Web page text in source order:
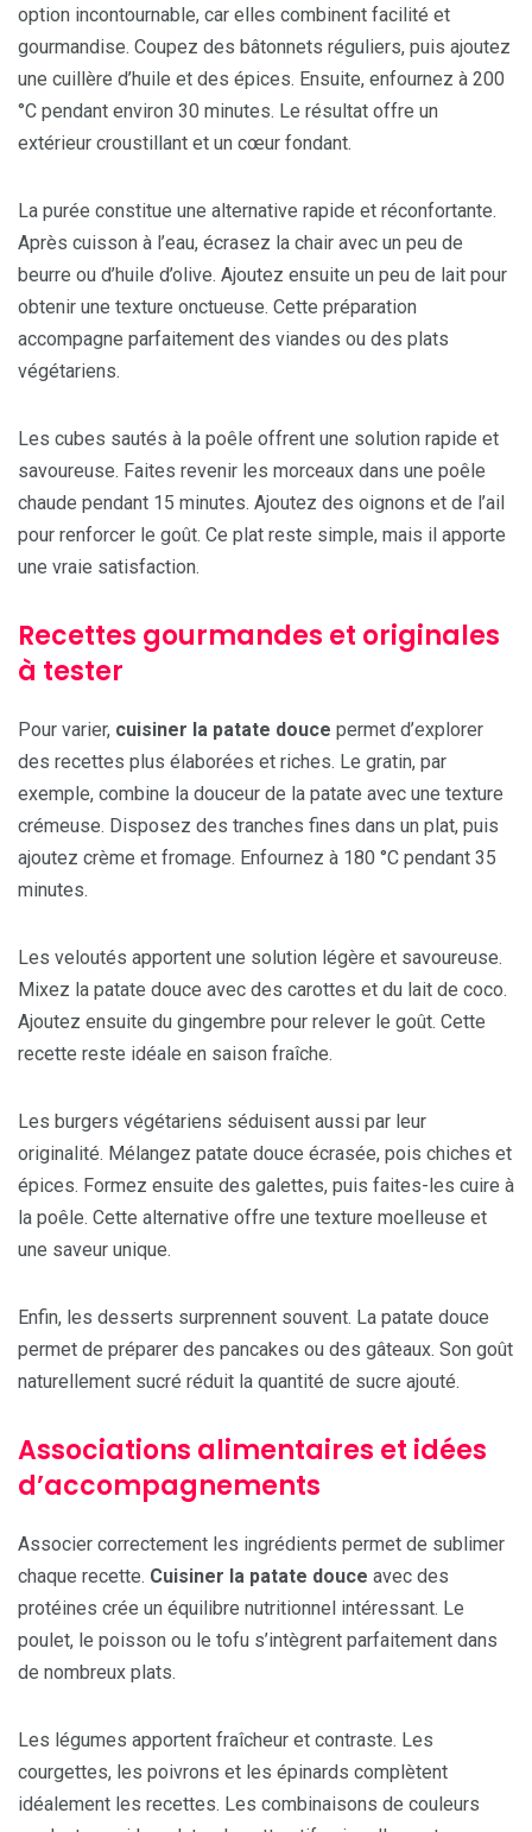
option incontournable, car elles combinent facilité et
gourmandise. Coupez des bâtonnets réguliers, puis ajoutez
une cuillère d’huile et des épices. Ensuite, enfournez à 200
°C pendant environ 30 minutes. Le résultat offre un
extérieur croustillant et un cœur fondant.
La purée constitue une alternative rapide et réconfortante.
Après cuisson à l’eau, écrasez la chair avec un peu de
beurre ou d’huile d’olive. Ajoutez ensuite un peu de lait pour
obtenir une texture onctueuse. Cette préparation
accompagne parfaitement des viandes ou des plats
végétariens.
Les cubes sautés à la poêle offrent une solution rapide et
savoureuse. Faites revenir les morceaux dans une poêle
chaude pendant 15 minutes. Ajoutez des oignons et de l’ail
pour renforcer le goût. Ce plat reste simple, mais il apporte
une vraie satisfaction.
Recettes gourmandes et originales
à tester
Pour varier, cuisiner la patate douce permet d’explorer
des recettes plus élaborées et riches. Le gratin, par
exemple, combine la douceur de la patate avec une texture
crémeuse. Disposez des tranches fines dans un plat, puis
ajoutez crème et fromage. Enfournez à 180 °C pendant 35
minutes.
Les veloutés apportent une solution légère et savoureuse.
Mixez la patate douce avec des carottes et du lait de coco.
Ajoutez ensuite du gingembre pour relever le goût. Cette
recette reste idéale en saison fraîche.
Les burgers végétariens séduisent aussi par leur
originalité. Mélangez patate douce écrasée, pois chiches et
épices. Formez ensuite des galettes, puis faites-les cuire à
la poêle. Cette alternative offre une texture moelleuse et
une saveur unique.
Enfin, les desserts surprennent souvent. La patate douce
permet de préparer des pancakes ou des gâteaux. Son goût
naturellement sucré réduit la quantité de sucre ajouté.
Associations alimentaires et idées
d’accompagnements
Associer correctement les ingrédients permet de sublimer
chaque recette. Cuisiner la patate douce avec des
protéines crée un équilibre nutritionnel intéressant. Le
poulet, le poisson ou le tofu s’intègrent parfaitement dans
de nombreux plats.
Les légumes apportent fraîcheur et contraste. Les
courgettes, les poivrons et les épinards complètent
idéalement les recettes. Les combinaisons de couleurs